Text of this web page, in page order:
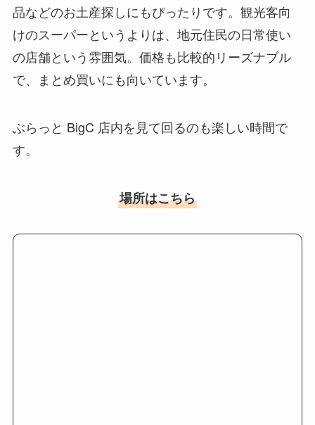
品などのお土産探しにもぴったりです。観光客向
けのスーパーというよりは、地元住民の日常使い
の店舗という雰囲気。価格も比較的リーズナブル
で、まとめ買いにも向いています。
ぶらっと BigC 店内を見て回るのも楽しい時間で
す。
場所はこちら